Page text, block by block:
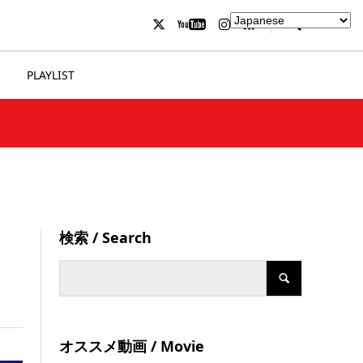
PLAYLIST
検索 / Search
オススメ動画 / Movie